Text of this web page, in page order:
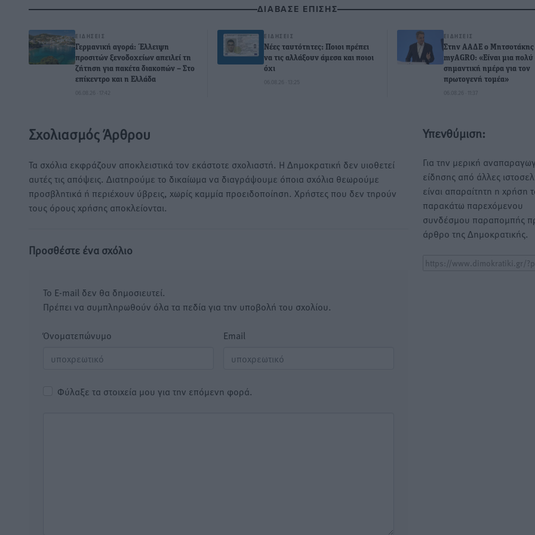
ΔΙΑΒΑΣΕ ΕΠΙΣΗΣ
ΕΙΔΉΣΕΙΣ
Γερμανική αγορά: Έλλειψη
προσιτών ξενοδοχείων απειλεί τη
ζήτηση για πακέτα διακοπών – Στο
επίκεντρο και η Ελλάδα
06.08.26 · 17:42
ΕΙΔΉΣΕΙΣ
Νέες ταυτότητες: Ποιοι πρέπει
να τις αλλάξουν άμεσα και ποιοι
όχι
06.08.26 · 13:25
ΕΙΔΉΣΕΙΣ
Στην ΑΑΔΕ ο Μητσοτάκης
myAGRO: «Είναι μια πολύ
σημαντική ημέρα για τον
πρωτογενή τομέα»
06.08.26 · 11:37
Σχολιασμός Άρθρου
Τα σχόλια εκφράζουν αποκλειστικά τον εκάστοτε σχολιαστή. Η Δημοκρατική δεν υιοθετεί
αυτές τις απόψεις. Διατηρούμε το δικαίωμα να διαγράψουμε όποια σχόλια θεωρούμε
προσβλητικά ή περιέχουν ύβρεις, χωρίς καμμία προειδοποίηση. Χρήστες που δεν τηρούν
τους όρους χρήσης αποκλείονται.
Προσθέστε ένα σχόλιο
Το E-mail δεν θα δημοσιευτεί.
Πρέπει να συμπληρωθούν όλα τα πεδία για την υποβολή του σχολίου.
Όνοματεπώνυμο Email
Φύλαξε τα στοιχεία μου για την επόμενη φορά.
Υπενθύμιση:
Για την μερική
είδησης από άλλες
είναι απαραίτητη η χρήση
παρακάτω παρεχόμενου
συνδέσμου παραπομπής
άρθρο της Δημοκρατικής.